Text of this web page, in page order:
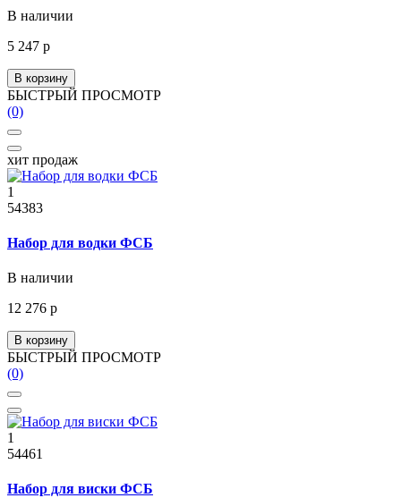
В наличии
5 247 р
В корзину
БЫСТРЫЙ ПРОСМОТР
(0)
хит продаж
1
54383
Набор для водки ФСБ
В наличии
12 276 р
В корзину
БЫСТРЫЙ ПРОСМОТР
(0)
1
54461
Набор для виски ФСБ